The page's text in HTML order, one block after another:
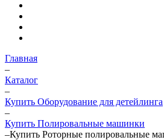
Главная
–
Каталог
–
Купить Оборудование для детейлинга
–
Купить Полировальные машинки
–Купить Роторные полировальные